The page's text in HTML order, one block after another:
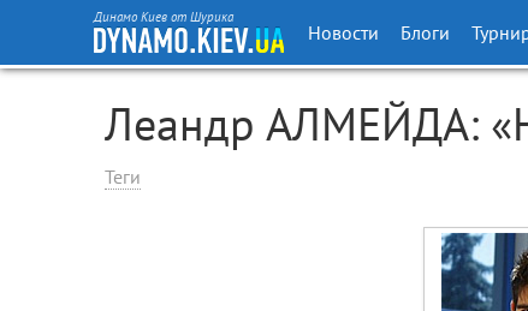
Динамо Киев от Шурика
Новости Блоги
Леандр АЛМЕЙДА:
Теги